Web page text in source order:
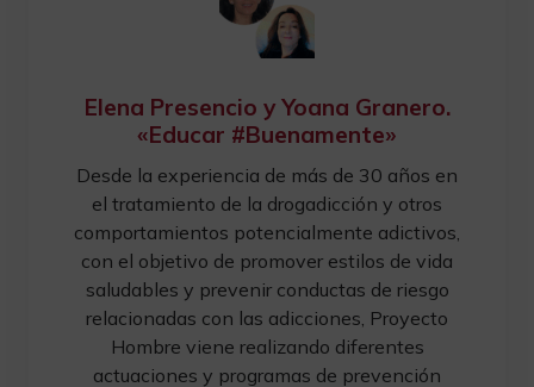
Elena Presencio y Yoana Granero.
«Educar #Buenamente»
Desde la experiencia de más de 30 años en
el tratamiento de la drogadicción y otros
comportamientos potencialmente adictivos,
con el objetivo de promover estilos de vida
saludables y prevenir conductas de riesgo
relacionadas con las adicciones, Proyecto
Hombre viene realizando diferentes
actuaciones y programas de prevención